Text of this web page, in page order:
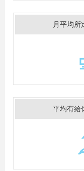
月平均所
平均有給